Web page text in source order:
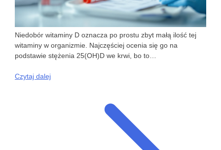
Niedobór witaminy D oznacza po prostu zbyt małą ilość tej
witaminy w organizmie. Najczęściej ocenia się go na
podstawie stężenia 25(OH)D we krwi, bo to…
Czytaj dalej